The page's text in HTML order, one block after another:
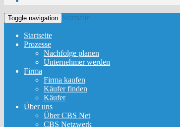
Toggle navigation Startseite
Startseite
Prozesse
Nachfolge planen
Unternehmer werden
Firma
Firma kaufen
Käufer finden
Käufer
Über uns
Über CBS Net
CBS Netzwerk